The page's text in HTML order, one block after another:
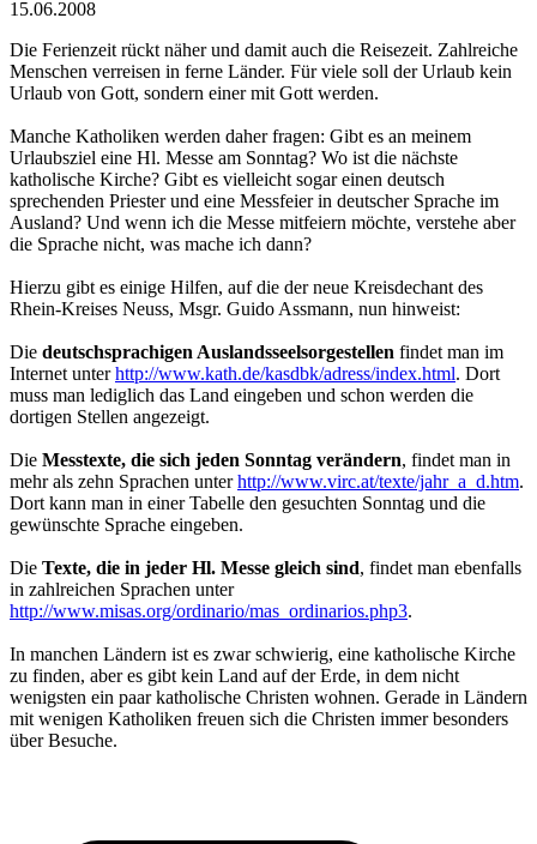
15.06.2008
Die Ferienzeit rückt näher und damit auch die Reisezeit. Zahlreiche
Menschen verreisen in ferne Länder. Für viele soll der Urlaub kein
Urlaub von Gott, sondern einer mit Gott werden.
Manche Katholiken werden daher fragen: Gibt es an meinem
Urlaubsziel eine Hl. Messe am Sonntag? Wo ist die nächste
katholische Kirche? Gibt es vielleicht sogar einen deutsch
sprechenden Priester und eine Messfeier in deutscher Sprache im
Ausland? Und wenn ich die Messe mitfeiern möchte, verstehe aber
die Sprache nicht, was mache ich dann?
Hierzu gibt es einige Hilfen, auf die der neue Kreisdechant des
Rhein-Kreises Neuss, Msgr. Guido Assmann, nun hinweist:
Die deutschsprachigen Auslandsseelsorgestellen findet man im
Internet unterhttp://www.kath.de/kasdbk/adress/index.html. Dort
muss man lediglich das Land eingeben und schon werden die
dortigen Stellen angezeigt.
Die Messtexte, die sich jeden Sonntag verändern, findet man in
mehr als zehn Sprachen unterhttp://www.virc.at/texte/jahr_a_d.htm.
Dort kann man in einer Tabelle den gesuchten Sonntag und die
gewünschte Sprache eingeben.
Die Texte, die in jeder Hl. Messe gleich sind, findet man ebenfalls
in zahlreichen Sprachen unter
http://www.misas.org/ordinario/mas_ordinarios.php3.
In manchen Ländern ist es zwar schwierig, eine katholische Kirche
zu finden, aber es gibt kein Land auf der Erde, in dem nicht
wenigsten ein paar katholische Christen wohnen. Gerade in Ländern
mit wenigen Katholiken freuen sich die Christen immer besonders
über Besuche.